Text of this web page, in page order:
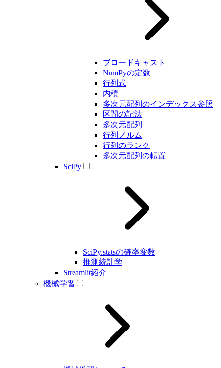
ブロードキャスト
NumPyの定数
行列式
内積
多次元配列のインデックス参照
区間の記法
多次元配列
行列ノルム
行列のランク
多次元配列の転置
SciPy
SciPy.statsの確率変数
推測統計学
Streamlit紹介
機械学習